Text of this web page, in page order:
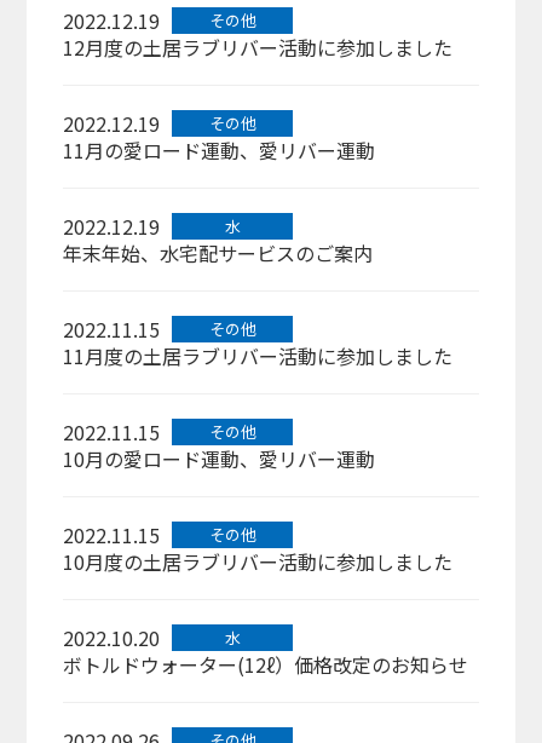
2022.12.19 その他
12月度の土居ラブリバー活動に参加しました
2022.12.19 その他
11月の愛ロード運動、愛リバー運動
2022.12.19 水
年末年始、水宅配サービスのご案内
2022.11.15 その他
11月度の土居ラブリバー活動に参加しました
2022.11.15 その他
10月の愛ロード運動、愛リバー運動
2022.11.15 その他
10月度の土居ラブリバー活動に参加しました
2022.10.20 水
ボトルドウォーター(12ℓ）価格改定のお知らせ